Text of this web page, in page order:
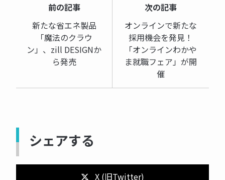
前の記事
新たな省エネ製品
「魔法のクラウ
ン」、zill DESIGNか
ら発売
次の記事
オンラインで新たな
採用機会を発見！
「オンラインわかや
ま就職フェア」が開
催
シェアする
X (旧Twitter)